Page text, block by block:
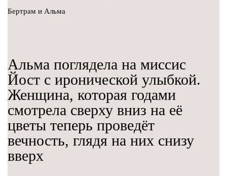
Бертрам и Альма
Альма поглядела на миссис
Йост с иронической улыбкой.
Женщина, которая годами
смотрела сверху вниз на её
цветы теперь проведёт
вечность, глядя на них снизу
вверх